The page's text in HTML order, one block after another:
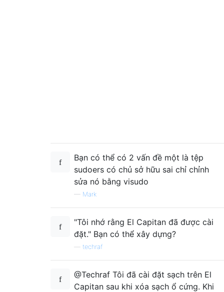
Bạn có thể có 2 vấn đề một là tệp
sudoers có chủ sở hữu sai chỉ chỉnh
sửa nó bằng visudo
— Mark
"Tôi nhớ rằng El Capitan đã được cài
đặt." Bạn có thể xây dựng?
techraf
@Techraf Tôi đã cài đặt sạch trên El
Capitan sau khi xóa sạch ổ cứng. Khi